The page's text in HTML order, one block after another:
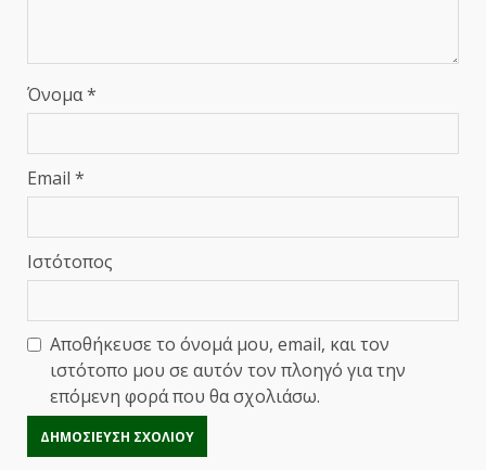
Όνομα*
Email *
Ιστότοπος
Αποθήκευσε το όνομά μου, email, και τον
ιστότοπο μου σε αυτόν τον πλοηγό για την
επόμενη φορά που θα σχολιάσω.